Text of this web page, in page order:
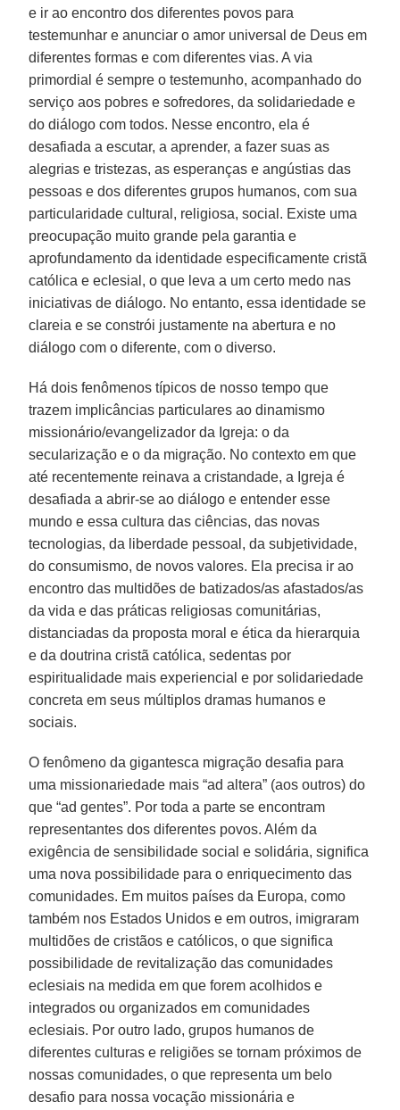
e ir ao encontro dos diferentes povos para
testemunhar e anunciar o amor universal de Deus em
diferentes formas e com diferentes vias. A via
primordial é sempre o testemunho, acompanhado do
serviço aos pobres e sofredores, da solidariedade e
do diálogo com todos. Nesse encontro, ela é
desafiada a escutar, a aprender, a fazer suas as
alegrias e tristezas, as esperanças e angústias das
pessoas e dos diferentes grupos humanos, com sua
particularidade cultural, religiosa, social. Existe uma
preocupação muito grande pela garantia e
aprofundamento da identidade especificamente cristã
católica e eclesial, o que leva a um certo medo nas
iniciativas de diálogo. No entanto, essa identidade se
clareia e se constrói justamente na abertura e no
diálogo com o diferente, com o diverso.
Há dois fenômenos típicos de nosso tempo que
trazem implicâncias particulares ao dinamismo
missionário/evangelizador da Igreja: o da
secularização e o da migração. No contexto em que
até recentemente reinava a cristandade, a Igreja é
desafiada a abrir-se ao diálogo e entender esse
mundo e essa cultura das ciências, das novas
tecnologias, da liberdade pessoal, da subjetividade,
do consumismo, de novos valores. Ela precisa ir ao
encontro das multidões de batizados/as afastados/as
da vida e das práticas religiosas comunitárias,
distanciadas da proposta moral e ética da hierarquia
e da doutrina cristã católica, sedentas por
espiritualidade mais experiencial e por solidariedade
concreta em seus múltiplos dramas humanos e
sociais.
O fenômeno da gigantesca migração desafia para
uma missionariedade mais “ad altera” (aos outros) do
que “ad gentes”. Por toda a parte se encontram
representantes dos diferentes povos. Além da
exigência de sensibilidade social e solidária, significa
uma nova possibilidade para o enriquecimento das
comunidades. Em muitos países da Europa, como
também nos Estados Unidos e em outros, imigraram
multidões de cristãos e católicos, o que significa
possibilidade de revitalização das comunidades
eclesiais na medida em que forem acolhidos e
integrados ou organizados em comunidades
eclesiais. Por outro lado, grupos humanos de
diferentes culturas e religiões se tornam próximos de
nossas comunidades, o que representa um belo
desafio para nossa vocação missionária e